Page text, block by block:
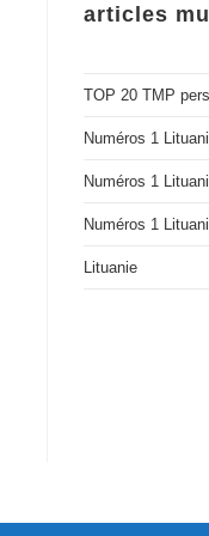
articles
TOP 20 TMP
Numéros 1
Numéros 1
Numéros 1
Lituanie